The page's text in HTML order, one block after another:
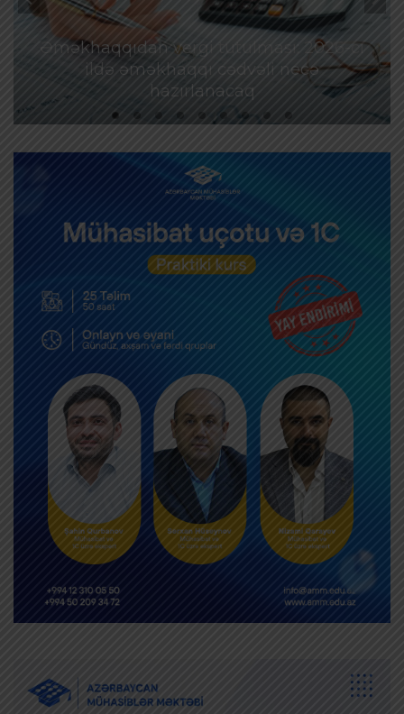
Əməkhaqqıdan vergi tutulması: 2026-cı
ildə əməkhaqqı cədvəli necə
hazırlanacaq